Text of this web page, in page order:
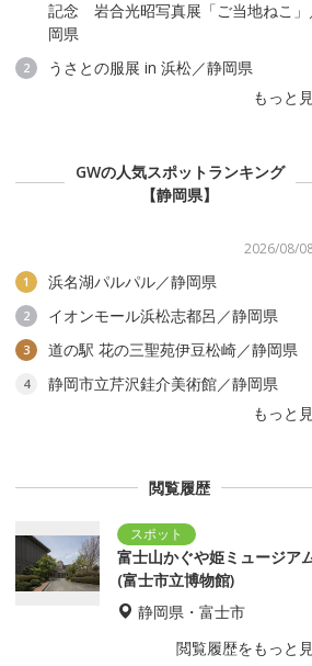
記念 岩合光昭写真展「ご当地ねこ」
岡県
2
うさとの服展 in 浜松／静岡県
もっと
GWの人気スポットランキング
【静岡県】
2026/08/
1 浜名湖パルパル／静岡県
2 イオンモール浜松志都呂／静岡県
3 道の駅 花の三聖苑伊豆松崎／静岡県
4
静岡市立芹沢銈介美術館／静岡県
もっと
閲覧履歴
富士山かぐや姫ミュージア
(富士市立博物館)
静岡県・富士市
閲覧履歴をもっと